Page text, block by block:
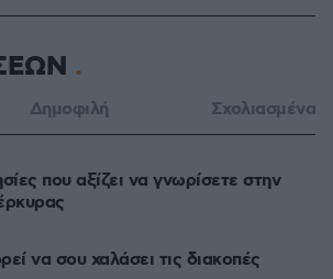
Δημοφιλή Σχολιασμένα
που αξίζει να γνωρίσετε στην
να σου χαλάσει τις διακοπές